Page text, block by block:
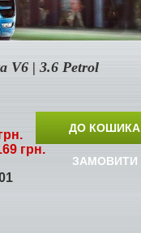
V6 | 3.6 Petrol
грн.
ДО КОШИКА
ЗАМОВИТИ